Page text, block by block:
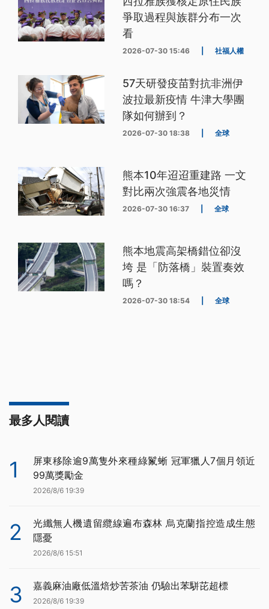
爭取過程與族群分布一次
看
2026-07-30 15:46 社福人權
57天研發疫苗對抗非洲伊
波拉最新疫情 牛津大學團
隊如何辦到？
2026-07-30 18:38 全球
熊本10年迢迢重建路 一文
對比兩次強震各地災情
2026-07-30 16:37 全球
熊本地震高架橋錯位卻沒
垮 是「防落橋」裝置奏效
嗎？
2026-07-30 18:54 全球
最多人閱讀
1
屏東移除逾9萬隻外來種綠鬣蜥 冠軍獵人7個月領近
99萬獎勵金
2026/8/6 19:39
2
光纖無人機遺留纜線遍布森林 烏克蘭指控造成生態
隱憂
2026/8/6 15:51
3 嘉義麻油廠低溫焙炒苦茶油 仍驗出苯駢芘超標
2026/8/6 19:39